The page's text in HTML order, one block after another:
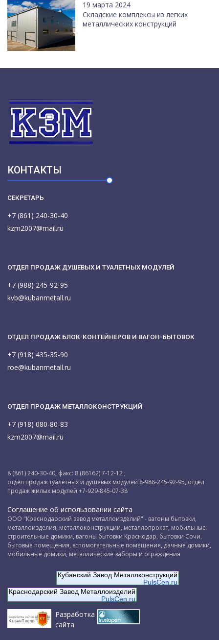
19 марта 2024
Cкладские комплексы из легких
металлических конструкций
КОНТАКТЫ
СЕКРЕТАРЬ
+7 (861) 240-30-40
kzm2007@mail.ru
ОТДЕЛ ПРОДАЖ ДУШЕВЫХ И ТУАЛЕТНЫХ МОДУЛЕЙ
+7 (988) 245-92-95
kvb@kubanmetall.ru
ОТДЕЛ ПРОДАЖ БЛОК-КОНТЕЙНЕРОВ И ВАГОН-БЫТОВОК
+7 (918) 435-35-90
roe@kubanmetall.ru
ОТДЕЛ ПРОДАЖ МЕТАЛЛОКОНСТРУКЦИЙ
+7 (918) 080-80-83
kzm2007@mail.ru
8 (861) 240-30-40, факс: 8 (86162) 7-12-12 ,
отдел продаж туалетных и душевых модулей 8-988-245-92-95, отдел
продаж жилых модулей +7-929-845-07-38
Соглашение об использовании сайта
ООО "Краснодарский завод металлоизделий" - вагоны бытовки,
металлоизделия, металлоконструкции, металлопрокат, мобильные
строительные домики, вагоны бытовки Краснодар, бытовки Сочи,
бытовые помещения, вспомогательные помещения, дачные домики,
мобильные домики, металлические заборы и ограждения
Кубанский Завод Металлконструкций
PulsCen.ru
Краснодарский Завод Металлоизделий
PulsCen.ru
Разработка
сайта